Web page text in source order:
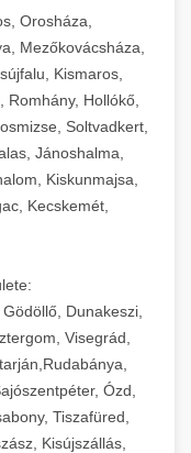
Orosháza,
Mezőkovácsháza,
Kismaros,
Hollókő,
Soltvadkert,
Jánoshalma,
Kiskunmajsa,
Kecskemét,
Dunakeszi,
Visegrád,
Ózd,
Tiszafüred,
Kisújszállás,